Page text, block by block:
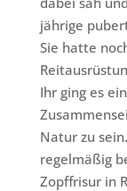
jährige
Sie hatte
Ihr ging es
Natur zu
regelmäßig
Zopffrisur in